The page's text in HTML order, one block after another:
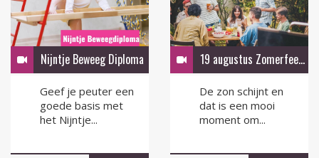
Nijntje Beweeg Diploma
Geef je peuter een
goede basis met
het Nijntje...
19 augustus Zomerfeest in de tuin
De zon schijnt en
dat is een mooi
moment om...